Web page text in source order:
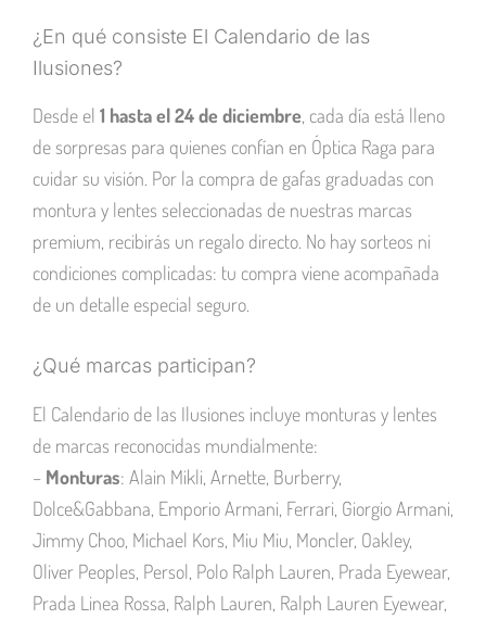
¿En qué consiste El Calendario de las
Ilusiones?
Desde el 1 hasta el 24 de diciembre, cada día está lleno
de sorpresas para quienes confían en Óptica Raga para
cuidar su visión. Por la compra de gafas graduadas con
montura y lentes seleccionadas de nuestras marcas
premium, recibirás un regalo directo. No hay sorteos ni
condiciones complicadas: tu compra viene acompañada
de un detalle especial seguro.
¿Qué marcas participan?
El Calendario de las Ilusiones incluye monturas y lentes
de marcas reconocidas mundialmente:
– Monturas: Alain Mikli, Arnette, Burberry,
Dolce&Gabbana, Emporio Armani, Ferrari, Giorgio Armani,
Jimmy Choo, Michael Kors, Miu Miu, Moncler, Oakley,
Oliver Peoples, Persol, Polo Ralph Lauren, Prada Eyewear,
Prada Linea Rossa, Ralph Lauren, Ralph Lauren Eyewear,